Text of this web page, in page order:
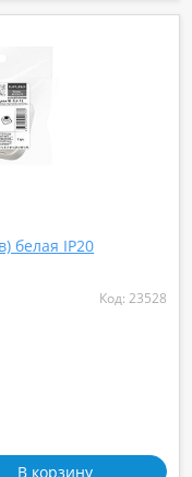
белая IP20
Код: 23528
В корзину